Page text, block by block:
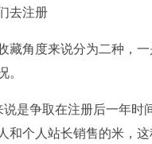
去注册
角度来说分为二种，一
。
争取在注册后一年时
和个人站长销售的米，